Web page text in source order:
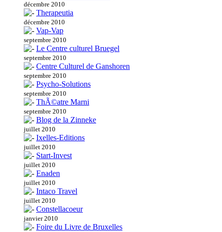
décembre 2010
Therapeutia
décembre 2010
Vap-Vap
septembre 2010
Le Centre culturel Bruegel
septembre 2010
Centre Culturel de Ganshoren
septembre 2010
Psycho-Solutions
septembre 2010
ThÃ©atre Marni
septembre 2010
Blog de la Zinneke
juillet 2010
Ixelles-Editions
juillet 2010
Start-Invest
juillet 2010
Enaden
juillet 2010
Intaco Travel
juillet 2010
Constellacoeur
janvier 2010
Foire du Livre de Bruxelles